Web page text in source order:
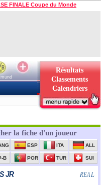
FINALE Coupe du Monde
Résultats
Classements
Calendriers